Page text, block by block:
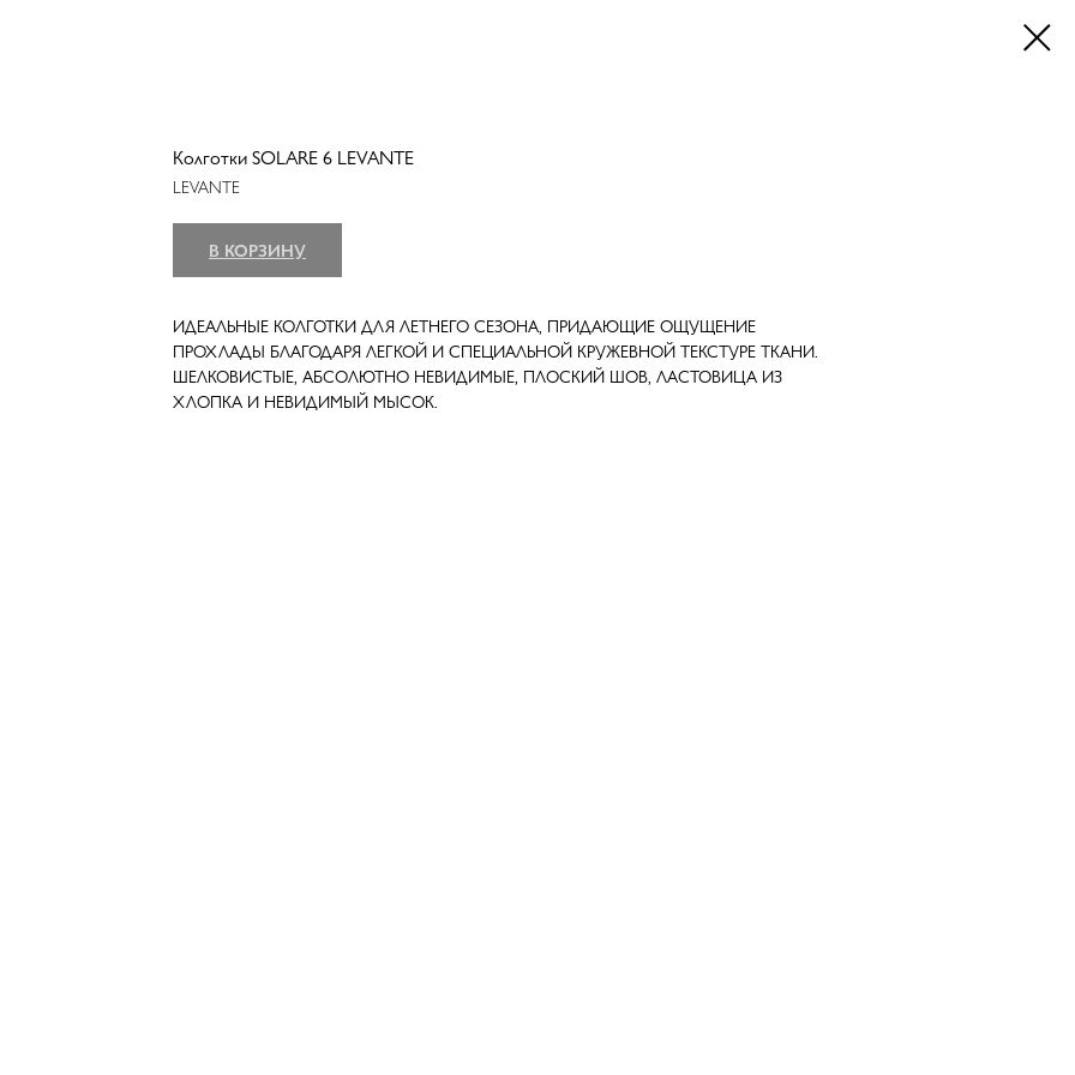
Колготки SOLARE 6 LEVANTE
LEVANTE
В КОРЗИНУ
ИДЕАЛЬНЫЕ КОЛГОТКИ ДЛЯ ЛЕТНЕГО СЕЗОНА, ПРИДАЮЩИЕ ОЩУЩЕНИЕ
ПРОХЛАДЫ БЛАГОДАРЯ ЛЕГКОЙ И СПЕЦИАЛЬНОЙ КРУЖЕВНОЙ ТЕКСТУРЕ ТКАНИ.
ШЕЛКОВИСТЫЕ, АБСОЛЮТНО НЕВИДИМЫЕ, ПЛОСКИЙ ШОВ, ЛАСТОВИЦА ИЗ
ХЛОПКА И НЕВИДИМЫЙ МЫСОК.